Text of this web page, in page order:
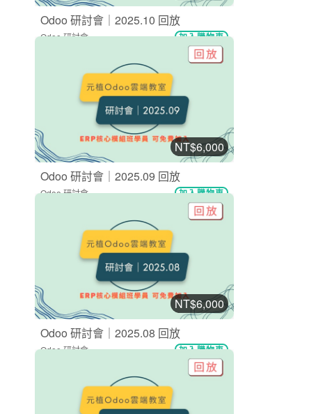
Odoo 研討會｜2025.10 回放
Odoo 研討會 加入購物車
284
11
NT$6,000
Odoo 研討會｜2025.09 回放
Odoo 研討會 加入購物車
370
11
NT$6,000
Odoo 研討會｜2025.08 回放
Odoo 研討會 加入購物車
372
15